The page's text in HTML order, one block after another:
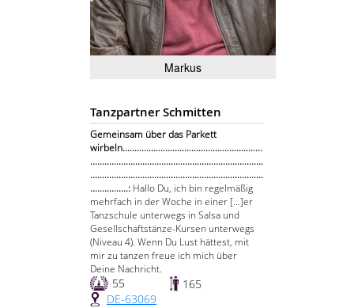
Markus
Tanzpartner Schmitten
Gemeinsam über das Parkett
wirbeln...........................................................
.........................................................................
.........................................................................
................: Hallo Du, ich bin regelmäßig
mehrfach in der Woche in einer [...]er
Tanzschule unterwegs in Salsa und
Gesellschaftstänze-Kursen unterwegs
(Niveau 4). Wenn Du Lust hättest, mit
mir zu tanzen freue ich mich über
Deine Nachricht.
55
165
DE-63069